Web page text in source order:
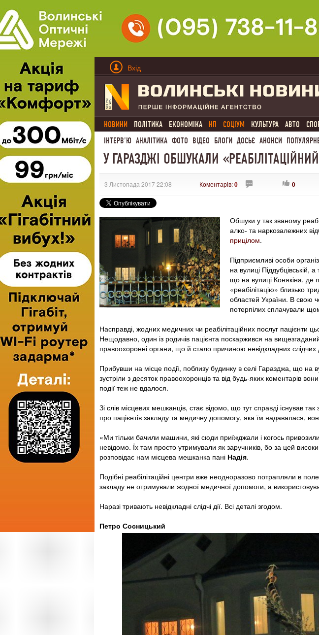
Вхід
НОВИНИ ПОЛІТИКА ЕКОНОМІКА НП СОЦІУМ КУЛЬТУРА АВТО
ІНТЕРВ'Ю АНАЛІТИКА ФОТО ВІДЕО БЛОГИ ДОСЬЄ АНОНСИ
У ГАРАЗДЖІ ОБШУКАЛИ
3 Листопада 2017 22:08 Коментарів:0 0
Обшуки у так званому
алко- та наркозалежних
прицілом.
Підприємливі особи
на вулиці Піддубцівській,
що на вулиці Конякіна, де
«реабілітацію» близько
областей України. В свою
потерпілих сплачували
Насправді, жодних медичних чи реабілітаційних послуг пацієнти
Нещодавно, один із родичів пацієнта поскаржився на
правоохоронні органи, що й стало причиною невідкладних слідчих
Прибувши на місце події, поблизу будинку в селі Гаразджа, що на
зустріли з десяток правоохоронців та від будь-яких коментарів
події теж не вдалося.
Зі слів місцевих мешканців, стає відомо, що тут справді існував
про пацієнтів закладу та медичну допомогу, яка їм надавалася,
«Ми тільки бачили машини, які сюди приїжджали і когось
невідомо. Їх там просто утримували як заручників, бо за цей
розповідає нам місцева мешканка пані Надія.
Подібні реабілітаційні центри вже неодноразово потрапляли в
закладу не отримували жодної медичної допомоги, а
Наразі тривають невідкладні слідчі дії. Всі деталі згодом.
Петро Сосницький